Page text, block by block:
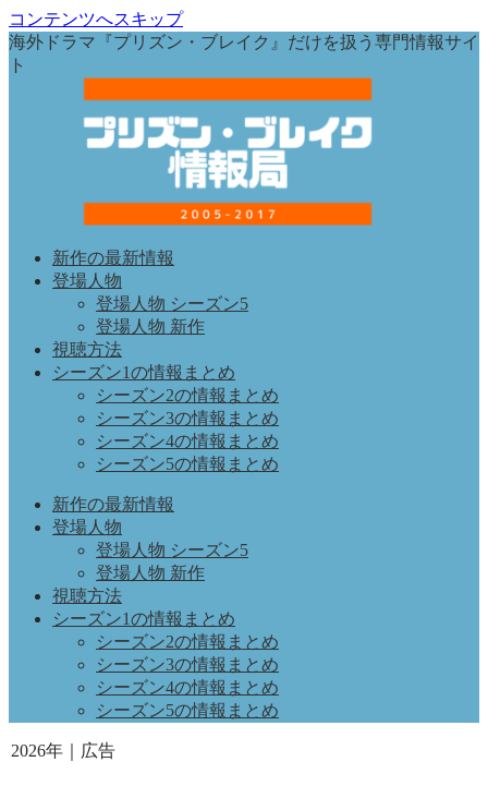
コンテンツへスキップ
海外ドラマ『プリズン・ブレイク』だけを扱う専門情報サイ
ト
新作の最新情報
登場人物
登場人物 シーズン5
登場人物 新作
視聴方法
シーズン1の情報まとめ
シーズン2の情報まとめ
シーズン3の情報まとめ
シーズン4の情報まとめ
シーズン5の情報まとめ
新作の最新情報
登場人物
登場人物 シーズン5
登場人物 新作
視聴方法
シーズン1の情報まとめ
シーズン2の情報まとめ
シーズン3の情報まとめ
シーズン4の情報まとめ
シーズン5の情報まとめ
2026年｜広告